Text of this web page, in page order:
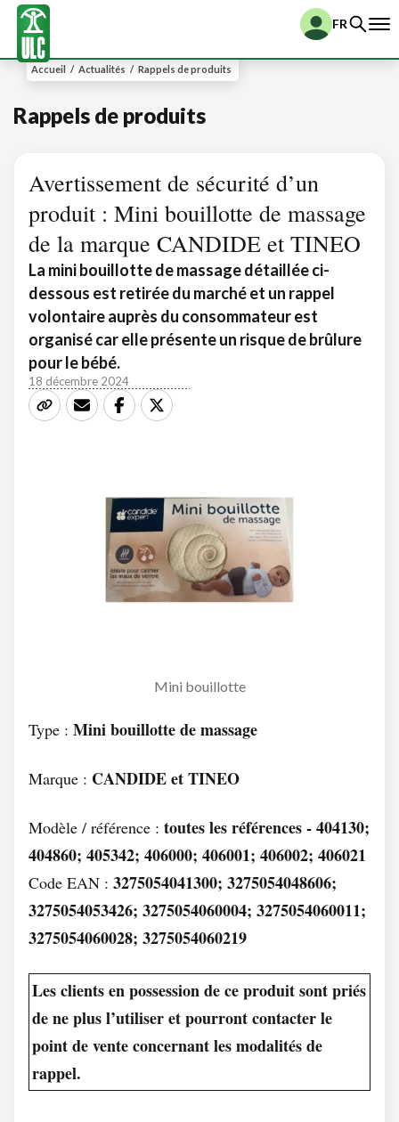
FR
Accueil / Actualités / Rappels de produits
Rappels de produits
Avertissement de sécurité d’un
produit : Mini bouillotte de massage
de la marque CANDIDE et TINEO
La mini bouillotte de massage détaillée ci-
dessous est retirée du marché et un rappel
volontaire auprès du consommateur est
organisé car elle présente un risque de brûlure
pour le bébé.
18 décembre 2024
Mini bouillotte
Type : Mini bouillotte de massage
Marque : CANDIDE et TINEO
Modèle / référence : toutes les références - 404130;
404860; 405342; 406000; 406001; 406002; 406021
Code EAN : 3275054041300; 3275054048606;
3275054053426; 3275054060004; 3275054060011;
3275054060028; 3275054060219
Les clients en possession de ce produit sont priés
de ne plus l’utiliser et pourront contacter le
point de vente concernant les modalités de
rappel.